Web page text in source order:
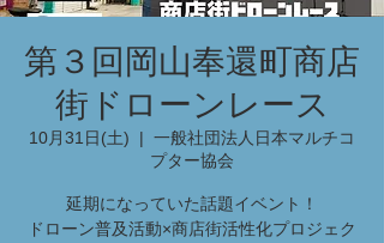
第３回岡山奉還町商店
街ドローンレース
10月31日(土)
  |
一般社団法人日本マルチコ
プター協会
延期になっていた話題イベント！
ドローン普及活動×商店街活性化プロジェク